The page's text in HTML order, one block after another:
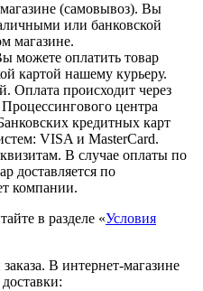
(самовывоз). Вы
или банковской
магазине.
можете оплатить товар
картой нашему курьеру.
Оплата происходит через
центра
кредитных карт
VISA и MasterCard.
В случае оплаты по
доставляется по
компании.
в разделе «Условия
В интернет-магазине